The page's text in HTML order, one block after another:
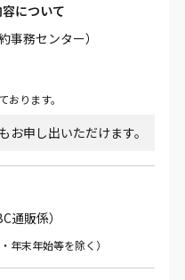
について
約事務センター）
ります。
お申し出いただけます。
通販係）
年末年始等を除く）